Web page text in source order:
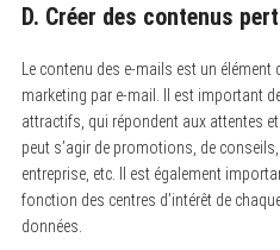
D. Créer des contenus
Le contenu des e-mails est un
marketing par e-mail. Il est important
attractifs, qui répondent aux attentes
peut s’agir de promotions, de
entreprise, etc. Il est également
fonction des centres d’intérêt de
données.